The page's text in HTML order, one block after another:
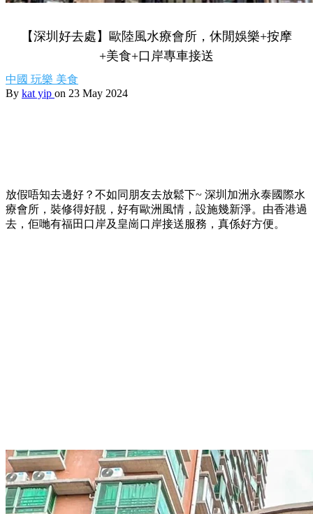
【深圳好去處】歐陸風水療會所，休閒娛樂+按摩
+美食+口岸專車接送
中國 玩樂 美食
By kat yip on 23 May 2024
放假唔知去邊好？不如同朋友去放鬆下~ 深圳加洲永泰國際水
療會所，裝修得好靚，好有歐洲風情，設施幾新淨。由香港過
去，佢哋有福田口岸及皇崗口岸接送服務，真係好方便。